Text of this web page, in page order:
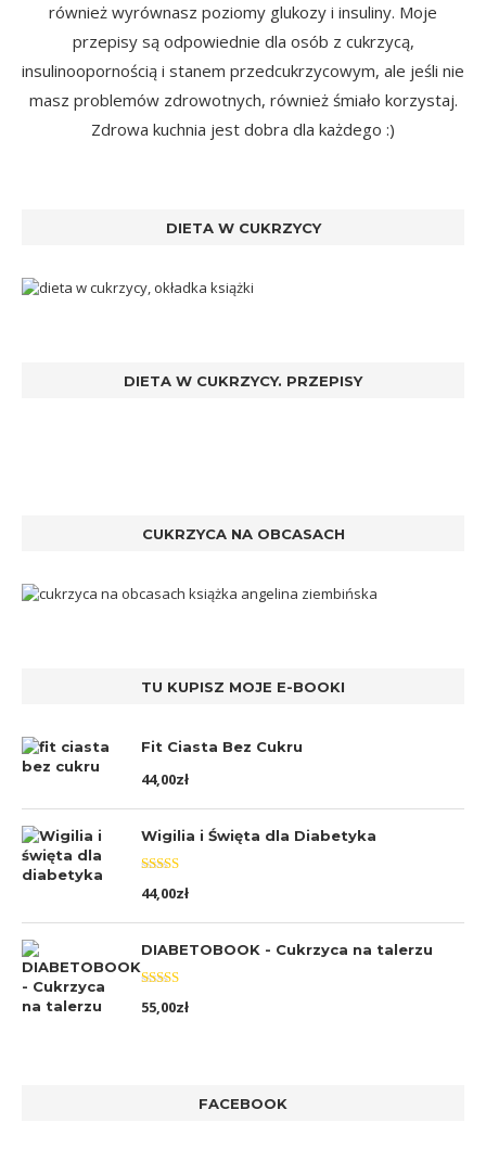
również wyrównasz poziomy glukozy i insuliny. Moje
przepisy są odpowiednie dla osób z cukrzycą,
insulinoopornością i stanem przedcukrzycowym, ale jeśli nie
masz problemów zdrowotnych, również śmiało korzystaj.
Zdrowa kuchnia jest dobra dla każdego :)
DIETA W CUKRZYCY
DIETA W CUKRZYCY. PRZEPISY
CUKRZYCA NA OBCASACH
TU KUPISZ MOJE E-BOOKI
Fit Ciasta Bez Cukru
44,00zł
Wigilia i Święta dla Diabetyka
Oceniono
5.00na 5
44,00zł
DIABETOBOOK - Cukrzyca na talerzu
Oceniono
5.00na 5
55,00zł
FACEBOOK